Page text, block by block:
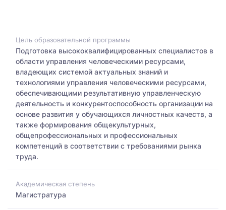
Цель образовательной программы
Подготовка высококвалифицированных специалистов в
области управления человеческими ресурсами,
владеющих системой актуальных знаний и
технологиями управления человеческими ресурсами,
обеспечивающими результативную управленческую
деятельность и конкурентоспособность организации на
основе развития у обучающихся личностных качеств, а
также формирования общекультурных,
общепрофессиональных и профессиональных
компетенций в соответствии с требованиями рынка
труда.
Академическая степень
Магистратура